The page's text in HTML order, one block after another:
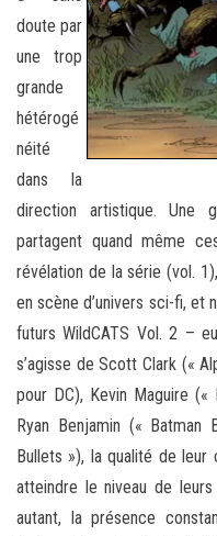
doute par
une trop
grande
hétérogé
néité
dans la
direction artistique. Une
partagent quand même
révélation de la série (vol.
en scène d’univers sci-fi, et
futurs WildCATS Vol. 2 –
s’agisse de Scott Clark («
pour DC), Kevin Maguire
Ryan Benjamin («
Bullets »), la qualité de
atteindre le niveau de
autant, la présence